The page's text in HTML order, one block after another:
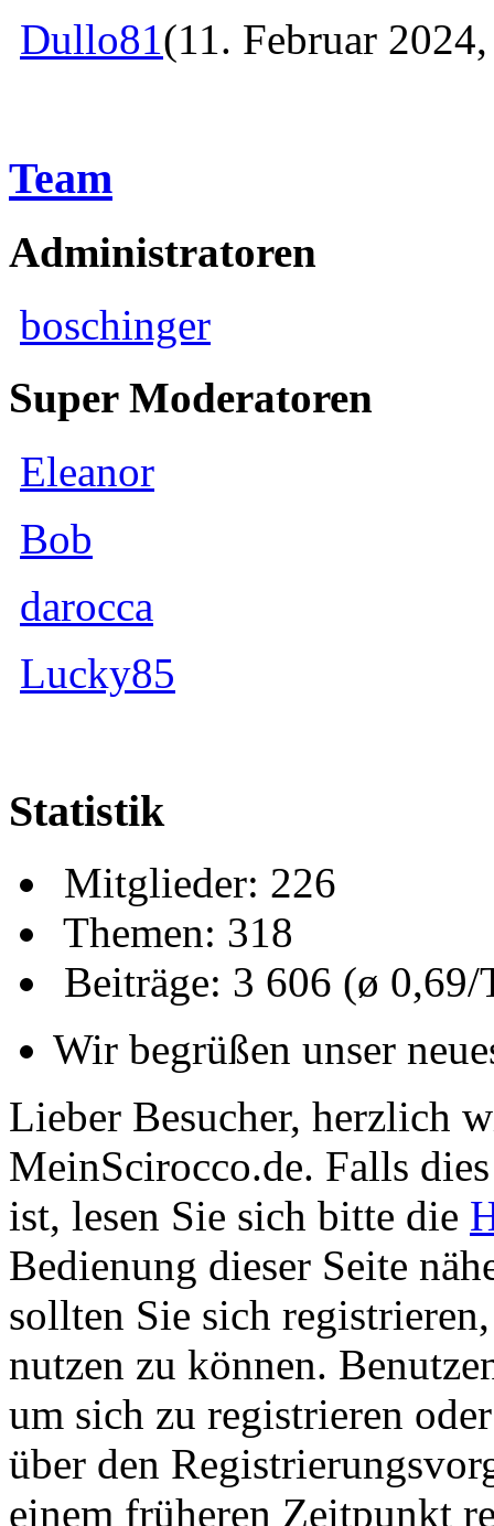
Dullo81(11. Februar
Team
Administratoren
boschinger
Super Moderatoren
Eleanor
Bob
darocca
Lucky85
Statistik
Mitglieder: 226
Themen: 318
Beiträge: 3 606 (ø 0,69/
Wir begrüßen unser
Lieber Besucher, herzlich
MeinScirocco.de. Falls
ist, lesen Sie sich bitte die
Bedienung dieser Seite
sollten Sie sich
nutzen zu können.
um sich zu registrieren
über den
einem früheren Zeitpunkt